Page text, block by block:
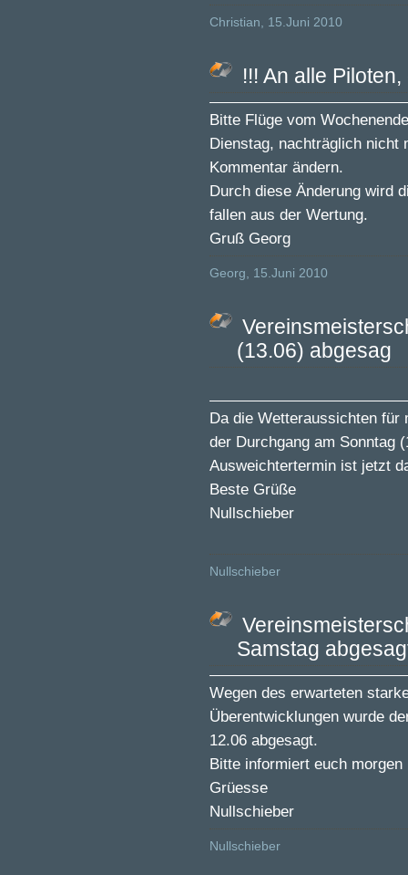
Christian, 15.Juni 2010
!!! An alle
Bitte Flüge vom
Dienstag, nachträglich nicht
Kommentar ändern.
Durch diese Änderung wird
fallen aus der Wertung.
Gruß Georg
Georg, 15.Juni 2010
(13.06) abgesag
Da die Wetteraussichten für
der Durchgang am Sonntag
Ausweichtertermin ist jetzt
Beste Grüße
Nullschieber
Nullschieber
Samstag
Wegen des erwarteten
Überentwicklungen wurde
12.06 abgesagt.
Bitte informiert euch
Grüesse
Nullschieber
Nullschieber